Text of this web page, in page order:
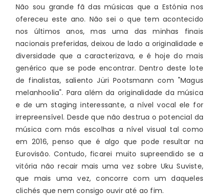
Não sou grande fã das músicas que a Estónia nos
ofereceu este ano. Não sei o que tem acontecido
nos últimos anos, mas uma das minhas finais
nacionais preferidas, deixou de lado a originalidade e
diversidade que a caracterizava, e é hoje do mais
genérico que se pode encontrar. Dentro deste lote
de finalistas, saliento Jüri Pootsmann com "Magus
melanhoolia". Para além da originalidade da música
e de um staging interessante, a nível vocal ele for
irrepreensível. Desde que não destrua o potencial da
música com más escolhas a nível visual tal como
em 2016, penso que é algo que pode resultar na
Eurovisão. Contudo, ficarei muito supreendido se a
vitória não recair mais uma vez sobre Uku Suviste,
que mais uma vez, concorre com um daqueles
clichés que nem consigo ouvir até ao fim.